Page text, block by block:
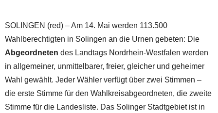
SOLINGEN (red) – Am 14. Mai werden 113.500
Wahlberechtigten in Solingen an die Urnen gebeten: Die
Abgeordneten des Landtags Nordrhein-Westfalen werden
in allgemeiner, unmittelbarer, freier, gleicher und geheimer
Wahl gewählt. Jeder Wähler verfügt über zwei Stimmen –
die erste Stimme für den Wahlkreisabgeordneten, die zweite
Stimme für die Landesliste. Das Solinger Stadtgebiet ist in